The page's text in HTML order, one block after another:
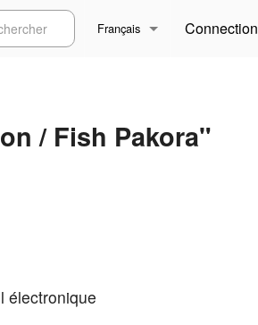
Français
English
Connection
/ Fish Pakora"
électronique